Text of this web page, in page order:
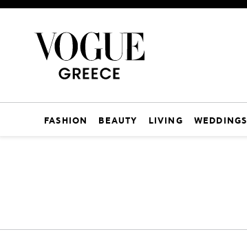
FASHION BEAUTY LIVING WEDDINGS